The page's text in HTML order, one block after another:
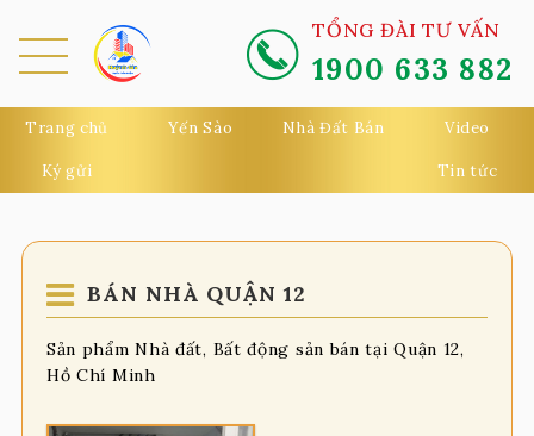
TỔNG ĐÀI TƯ VẤN
1900 633 882
Trang chủ Yến Sào Nhà Đất Bán Video
Ký gửi Tin tức
MEN
BÁN NHÀ QUẬN 12
Sản phẩm Nhà đất, Bất động sản bán tại Quận 12,
Hồ Chí Minh